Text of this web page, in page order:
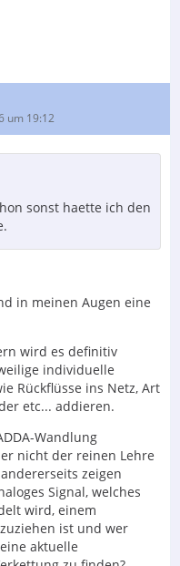
um 19:12
sonst haette ich den
in meinen Augen eine
wird es definitiv
individuelle
Rückflüsse ins Netz, Art
etc... addieren.
Wandlung
nicht der reinen Lehre
zeigen
Signal, welches
wird, einem
ist und wer
aktuelle